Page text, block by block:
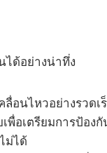
ได้อย่างน่าทึ่ง
อนไหวอย่างรวด
อเตรียมการป้องกั
ม่ได้